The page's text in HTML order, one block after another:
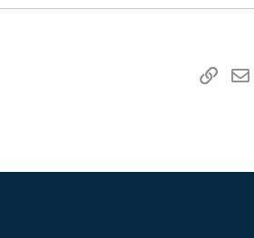
WhatsAppדואר אלקטרוני